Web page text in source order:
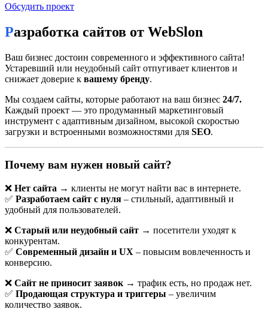
Обсудить проект
Разработка сайтов от WebSlon
Ваш бизнес достоин современного и эффективного сайта!
Устаревший или неудобный сайт отпугивает клиентов и
снижает доверие к вашему бренду.
Мы создаем сайты, которые работают на ваш бизнес 24/7.
Каждый проект — это продуманный маркетинговый
инструмент с адаптивным дизайном, высокой скоростью
загрузки и встроенными возможностями для SEO.
Landing Page: что это и как заказать в
Бресте
В современном цифровом мире эффективное присутствие в
Одним из самых действенных инструментов для привлечения
клиентов и увеличения продаж является landing page —
целевая страница, разработанная с четкой целью. Если вы
находитесь в Бресте и задумываетесь о создании landing page,
принять правильное решение.
Почему вам нужен новый сайт?
❌ Нет сайта → клиенты не могут найти вас в интернете.
✅ Разработаем сайт с нуля – стильный, адаптивный и
удобный для пользователей.
❌ Старый или неудобный сайт → посетители уходят к
конкурентам.
✅ Современный дизайн и UX – повысим вовлеченность и
конверсию.
❌ Сайт не приносит заявок → трафик есть, но продаж нет.
✅ Продающая структура и триггеры – увеличим
количество заявок.